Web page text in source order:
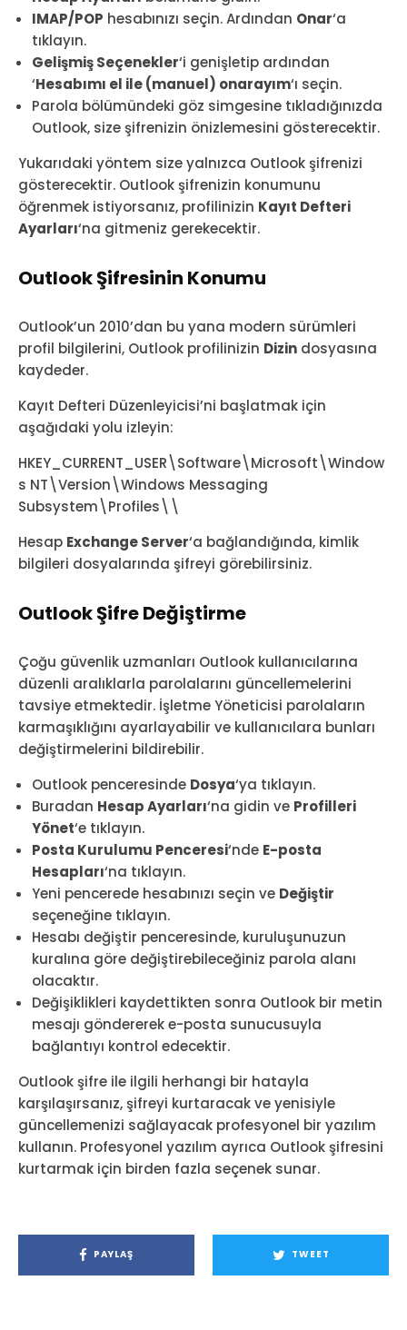
IMAP/POP hesabınızı seçin. Ardından Onar‘a
tıklayın.
Gelişmiş Seçenekler‘i genişletip ardından
‘Hesabımı el ile (manuel) onarayım‘ı seçin.
Parola bölümündeki göz simgesine tıkladığınızda
Outlook, size şifrenizin önizlemesini gösterecektir.
Yukarıdaki yöntem size yalnızca Outlook şifrenizi
gösterecektir. Outlook şifrenizin konumunu
öğrenmek istiyorsanız, profilinizin Kayıt Defteri
Ayarları‘na gitmeniz gerekecektir.
Outlook Şifresinin Konumu
Outlook’un 2010’dan bu yana modern sürümleri
profil bilgilerini, Outlook profilinizin Dizin dosyasına
kaydeder.
Kayıt Defteri Düzenleyicisi’ni başlatmak için
aşağıdaki yolu izleyin:
HKEY_CURRENT_USER\Software\Microsoft\Window
s NT\Version\Windows Messaging
Subsystem\Profiles\\
Hesap Exchange Server‘a bağlandığında, kimlik
bilgileri dosyalarında şifreyi görebilirsiniz.
Outlook Şifre Değiştirme
Çoğu güvenlik uzmanları Outlook kullanıcılarına
düzenli aralıklarla parolalarını güncellemelerini
tavsiye etmektedir. İşletme Yöneticisi parolaların
karmaşıklığını ayarlayabilir ve kullanıcılara bunları
değiştirmelerini bildirebilir.
Outlook penceresinde Dosya‘ya tıklayın.
Buradan Hesap Ayarları‘na gidin ve Profilleri
Yönet‘e tıklayın.
Posta Kurulumu Penceresi‘nde E-posta
Hesapları‘na tıklayın.
Yeni pencerede hesabınızı seçin ve Değiştir
seçeneğine tıklayın.
Hesabı değiştir penceresinde, kuruluşunuzun
kuralına göre değiştirebileceğiniz parola alanı
olacaktır.
Değişiklikleri kaydettikten sonra Outlook bir metin
mesajı göndererek e-posta sunucusuyla
bağlantıyı kontrol edecektir.
Outlook şifre ile ilgili herhangi bir hatayla
karşılaşırsanız, şifreyi kurtaracak ve yenisiyle
güncellemenizi sağlayacak profesyonel bir yazılım
kullanın. Profesyonel yazılım ayrıca Outlook şifresini
kurtarmak için birden fazla seçenek sunar.
PAYLAŞ TWEET